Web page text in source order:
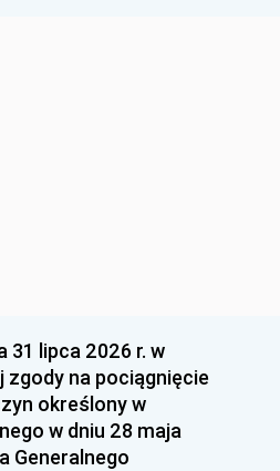
31 lipca 2026 r. w
zgody na pociągnięcie
określony w
w dniu 28 maja
Generalnego